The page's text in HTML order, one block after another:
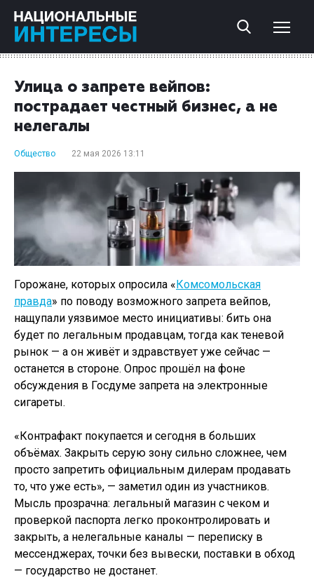
Улица о запрете вейпов:
пострадает честный бизнес, а не
нелегалы
Общество 22 мая 2026 13:11
Горожане, которых опросила «Комсомольская
правда» по поводу возможного запрета вейпов,
нащупали уязвимое место инициативы: бить она
будет по легальным продавцам, тогда как теневой
рынок — а он живёт и здравствует уже сейчас —
останется в стороне. Опрос прошёл на фоне
обсуждения в Госдуме запрета на электронные
сигареты.
«Контрафакт покупается и сегодня в больших
объёмах. Закрыть серую зону сильно сложнее, чем
просто запретить официальным дилерам продавать
то, что уже есть», — заметил один из участников.
Мысль прозрачна: легальный магазин с чеком и
проверкой паспорта легко проконтролировать и
закрыть, а нелегальные каналы — переписку в
мессенджерах, точки без вывески, поставки в обход
— государство не достанет.